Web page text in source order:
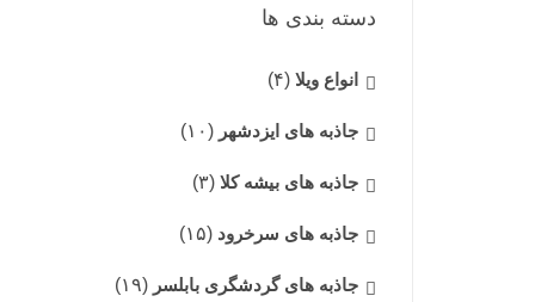
دسته بندی ها
انواع ویلا (۴)
جاذبه های ایزدشهر (۱۰)
جاذبه های بیشه کلا (۳)
جاذبه های سرخرود (۱۵)
جاذبه های گردشگری بابلسر (۱۹)